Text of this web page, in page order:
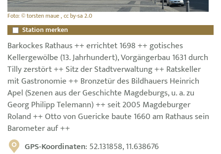
Foto: © torsten maue , cc by-sa 2.0
Station merken
Barkockes Rathaus ++ errichtet 1698 ++ gotisches
Kellergewölbe (13. Jahrhundert), Vorgängerbau 1631 durch
Tilly zerstört ++ Sitz der Stadtverwaltung ++ Ratskeller
mit Gastronomie ++ Bronzetür des Bildhauers Heinrich
Apel (Szenen aus der Geschichte Magdeburgs, u. a. zu
Georg Philipp Telemann) ++ seit 2005 Magdeburger
Roland ++ Otto von Guericke baute 1660 am Rathaus sein
Barometer auf ++
GPS-Koordinaten: 52.131858, 11.638676